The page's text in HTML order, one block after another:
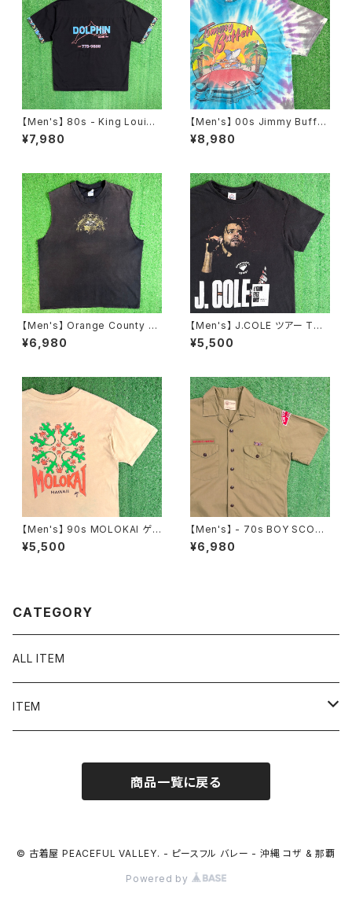
【Men's】 80s - King Louie
DOLPHIN 開襟 ボーリングシャ
ツ / アメリカ製 USA製 80年代
¥7,980
【Men's】 00s Jimmy Buffet
t タイダイ ツアー Tシャツ / ティ
ーシャツ T-Shirt バンド ロック
¥8,980
【Men's】 Orange County C
hoppers カットオフ Tシャツ /
古着 バイク バイカー ティーシャ
¥6,980
【Men's】 J.COLE ツアー Tシ
ャツ / 古着 ティーシャツ T-Shir
t ラップ ヒップホップ N1551
¥5,500
【Men's】 90s MOLOKAI ゲッ
コー イラスト Tシャツ / アメリ
カ製 USA製 90年代 ティーシャ
¥5,500
【Men's】 - 70s BOY SCOU
T OF AMERICA 開襟 シャツ /
70年代 シャツ 半袖 古着 メン
¥6,980
CATEGORY
ALL ITEM
ITEM
シャツ／ブラウス
半袖シャツ / ブラウス
タンクトップ
商品一覧に戻る
© 古着屋 PEACEFUL VALLEY. - ピースフル バレー - 沖縄 コザ & 那覇
Powered by